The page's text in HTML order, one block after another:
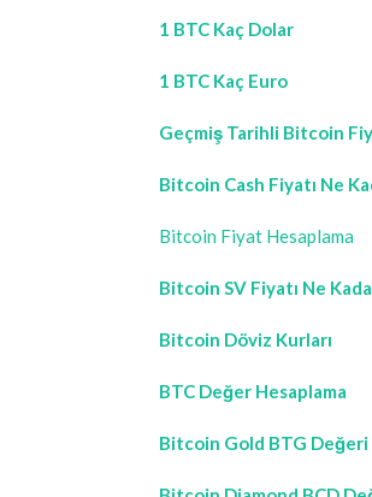
1 BTC Kaç Dolar
1 BTC Kaç Euro
Geçmiş Tarihli Bitcoin
Bitcoin Cash Fiyatı Ne
Bitcoin Fiyat Hesaplama
Bitcoin SV Fiyatı Ne
Bitcoin Döviz Kurları
BTC Değer Hesaplama
Bitcoin Gold BTG Değeri